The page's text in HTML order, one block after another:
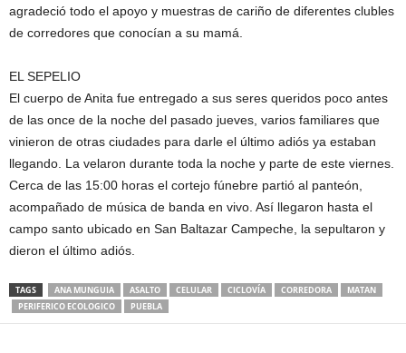
agradeció todo el apoyo y muestras de cariño de diferentes clubles
de corredores que conocían a su mamá.
EL SEPELIO
El cuerpo de Anita fue entregado a sus seres queridos poco antes
de las once de la noche del pasado jueves, varios familiares que
vinieron de otras ciudades para darle el último adiós ya estaban
llegando. La velaron durante toda la noche y parte de este viernes.
Cerca de las 15:00 horas el cortejo fúnebre partió al panteón,
acompañado de música de banda en vivo. Así llegaron hasta el
campo santo ubicado en San Baltazar Campeche, la sepultaron y
dieron el último adiós.
TAGS ANA MUNGUIA ASALTO CELULAR CICLOVÍA CORREDORA
MATAN
PERIFERICO ECOLOGICO
PUEBLA